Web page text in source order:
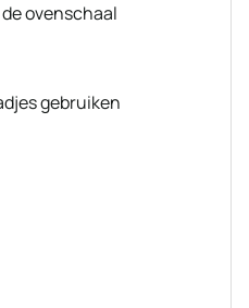
ovenschaal
gebruiken